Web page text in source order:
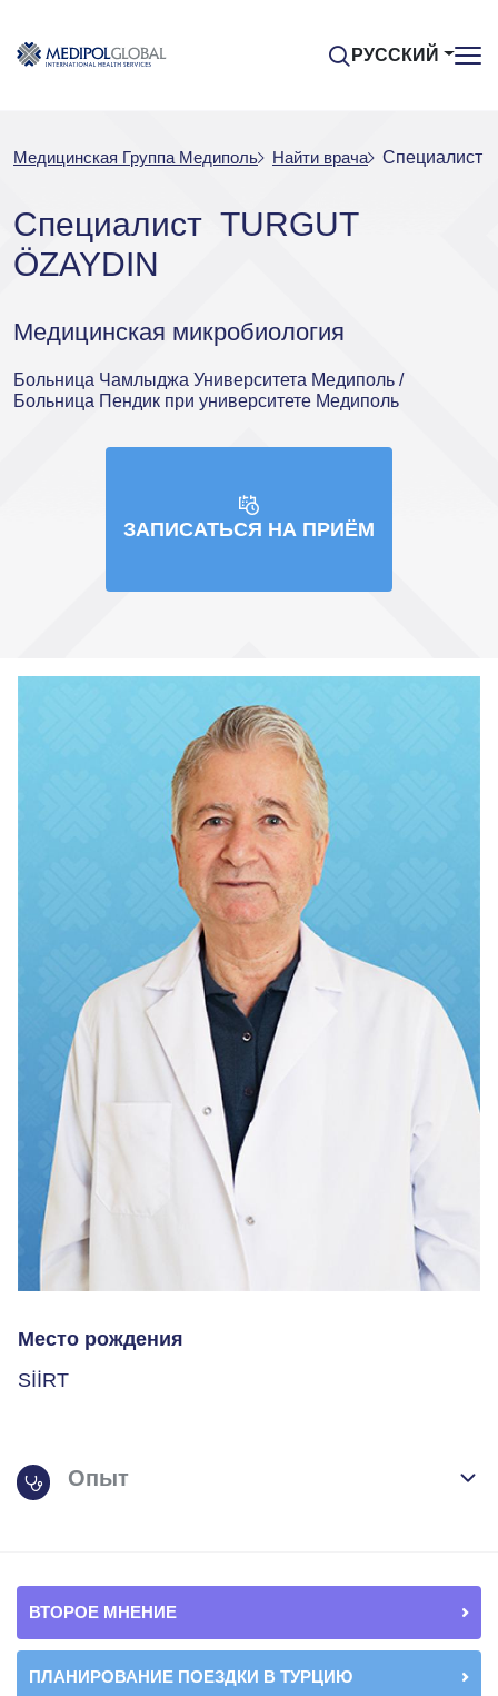
РУССКИЙ
Медицинская Группа Медиполь Найти врача Специалист
Специалист TURGUT
ÖZAYDIN
Медицинская микробиология
Больница Чамлыджа Университета Медиполь /
Больница Пендик при университете Медиполь
ЗАПИСАТЬСЯ НА ПРИЁМ
Место рождения
SİİRT
Опыт
ВТОРОЕ МНЕНИЕ
ПЛАНИРОВАНИЕ ПОЕЗДКИ В ТУРЦИЮ